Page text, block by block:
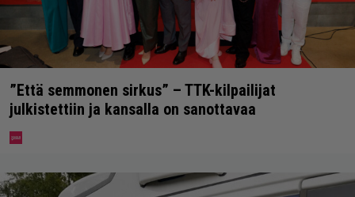
”Että semmonen sirkus” – TTK-kilpailijat
julkistettiin ja kansalla on sanottavaa